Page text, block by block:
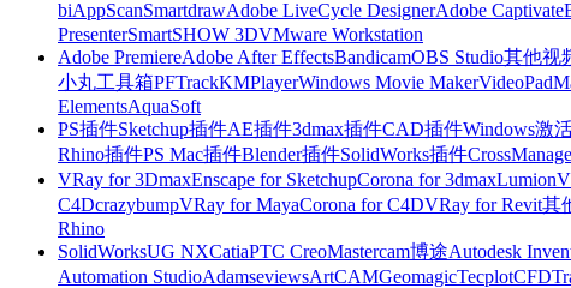
biAppScanSmartdrawAdobe LiveCycle DesignerAdobe Captivate
PresenterSmartSHOW 3DVMware Workstation
Adobe PremiereAdobe After EffectsBandicamOBS Studio其他视
小丸工具箱PFTrackKMPlayerWindows Movie MakerVideoPad
ElementsAquaSoft
PS插件Sketchup插件AE插件3dmax插件CAD插件Windows激
Rhino插件PS Mac插件Blender插件SolidWorks插件
VRay for 3DmaxEnscape for SketchupCorona for 3dmaxLumion
C4DcrazybumpVRay for MayaCorona for C4DVRay for Revit其
Rhino
SolidWorksUG NXCatiaPTC CreoMastercam博途Autodesk
Automation StudioAdamseviewsArtCAMGeomagicTecplotCFD